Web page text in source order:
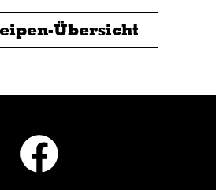
Übersicht